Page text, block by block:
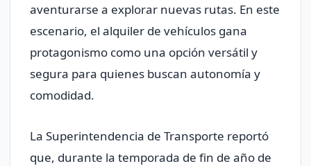
aventurarse a explorar nuevas rutas. En este
escenario, el alquiler de vehículos gana
protagonismo como una opción versátil y
segura para quienes buscan autonomía y
comodidad.
La Superintendencia de Transporte reportó
que, durante la temporada de fin de año de